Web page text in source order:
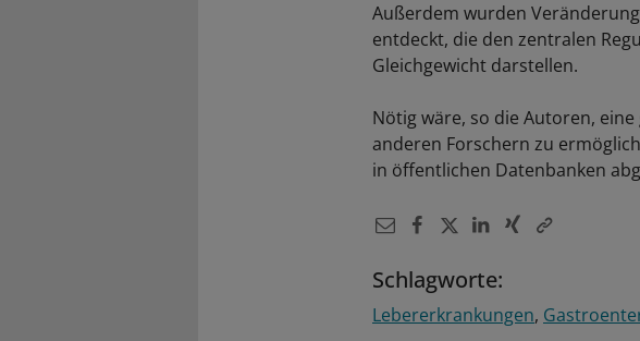
Außerdem wurden
entdeckt, die den zentralen
Gleichgewicht darstellen.
Nötig wäre, so die Autoren,
anderen Forschern zu
in öffentlichen Datenbanken
Schlagworte:
Lebererkrankungen